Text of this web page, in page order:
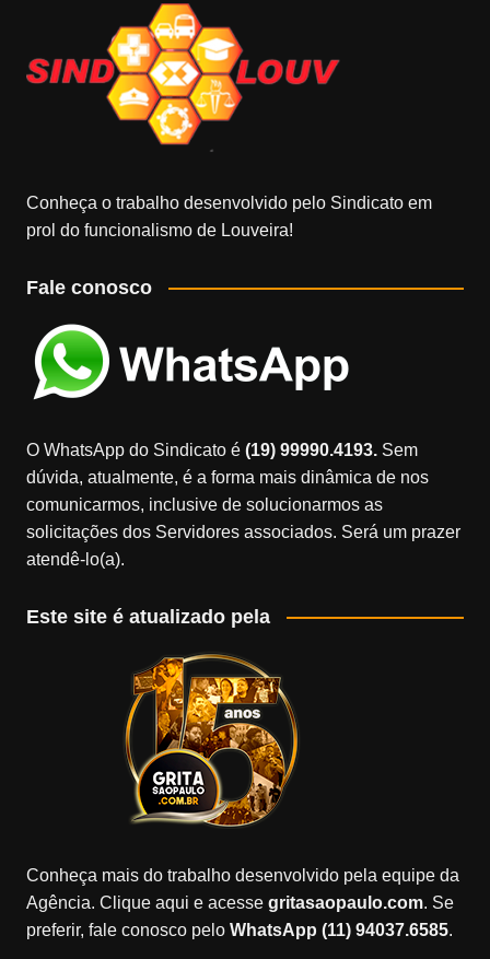
Conheça o trabalho desenvolvido pelo Sindicato em
prol do funcionalismo de Louveira!
Fale conosco
O WhatsApp do Sindicato é(19) 99990.4193.Sem
dúvida, atualmente, é a forma mais dinâmica de nos
comunicarmos, inclusive de solucionarmos as
solicitações dos Servidores associados. Será um prazer
atendê-lo(a).
Este site é atualizado pela
Conheça mais do trabalho desenvolvido pela equipe da
Agência. Clique aqui e acesse gritasaopaulo.com. Se
preferir, fale conosco peloWhatsApp (11) 94037.6585.